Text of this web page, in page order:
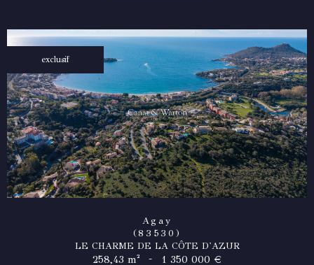
exclusif
Agay
(83530)
LE CHARME DE LA CÔTE D'AZUR
258,43 m² - 1 350 000 €